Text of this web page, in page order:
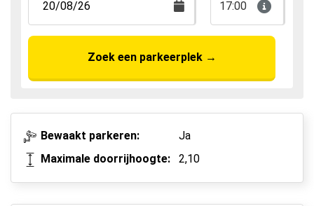
17:00
Zoek een parkeerplek→
Bewaakt parkeren:
Ja
Maximale doorrijhoogte:
2,10